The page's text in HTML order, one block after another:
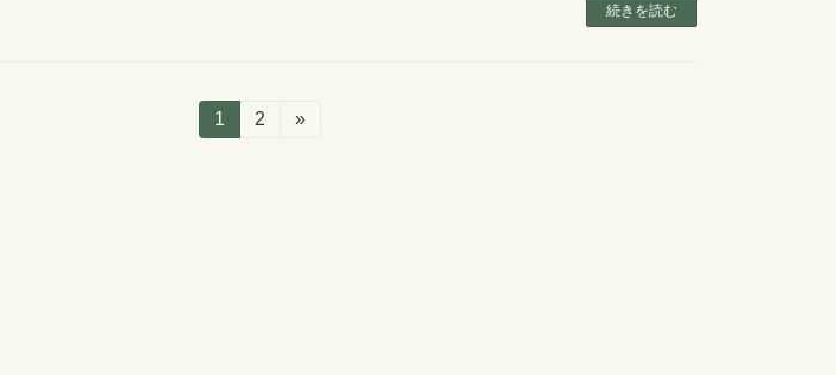
続きを読む
固
定
1
固
2 »